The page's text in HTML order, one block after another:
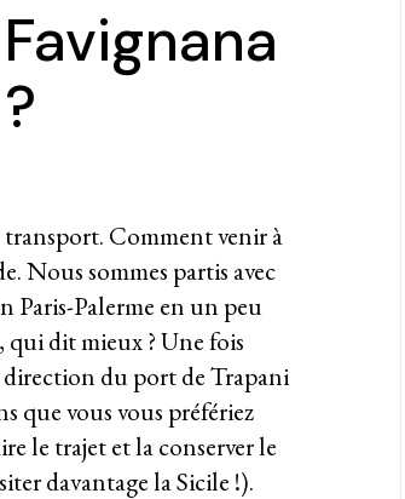
transport. Comment venir à
Nous sommes partis avec
Paris-Palerme en un peu
dit mieux ? Une fois
direction du port de Trapani
que vous vous préfériez
le trajet et la conserver le
davantage la Sicile !).